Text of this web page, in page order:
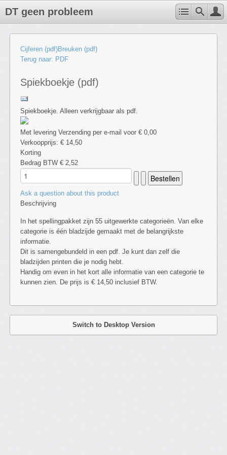
DT geen probleem
Cijferen (pdf)Breuken (pdf)
Terug naar: PDF
Spiekboekje (pdf)
Spiekboekje. Alleen verkrijgbaar als pdf.
Met levering Verzending per e-mail voor € 0,00
Verkoopprijs: € 14,50
Korting
Bedrag BTW € 2,52
Ask a question about this product
Beschrijving
In het spellingpakket zijn 55 uitgewerkte categorieën. Van elke
categorie is één bladzijde gemaakt met de belangrijkste
informatie.
Dit is samengebundeld in een pdf. Je kunt dan zelf die
bladzijden printen die je nodig hebt.
Handig om even in het kort alle informatie van een categorie te
kunnen zien. De prijs is € 14,50 inclusief BTW.
Switch to Desktop Version